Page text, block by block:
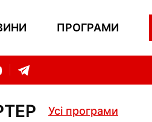
ПРОГРАМИ
Усі програми